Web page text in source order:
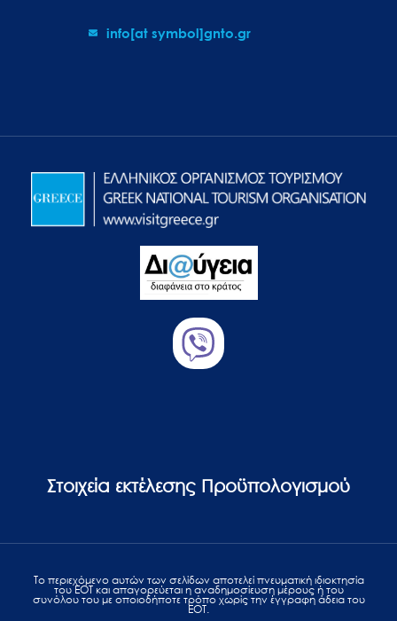
info[at symbol]gnto.gr
Στοιχεία εκτέλεσης Προϋπολογισμού
Το περιεχόμενο αυτών των σελίδων αποτελεί πvευματική ιδιοκτησία
του ΕΟΤ και απαγορεύεται η αναδημοσίευση μέρους ή του
συνόλου του με οποιοδήποτε τρόπο χωρίς την έγγραφη άδεια του
ΕΟΤ.